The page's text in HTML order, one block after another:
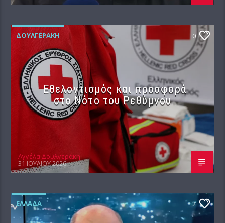
ΔΟΥΛΓΕΡΆΚΗ 0
Εθελοντισμός και προσφορά
στο Νότο του Ρεθύμνου
Αγγέλα Δουλγεράκη
31 ΙΟΥΛΊΟΥ 2026
ΕΛΛΆΔΑ 2